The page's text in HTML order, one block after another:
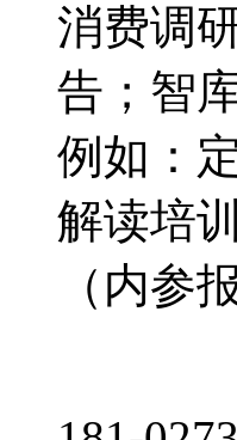
消费调
告；智
例如：
解读培
（内参